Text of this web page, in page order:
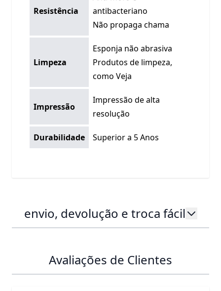
Resistência
antibacteriano
Não propaga chama
Limpeza
Esponja não abrasiva
Produtos de limpeza,
como Veja
Impressão
Impressão de alta
resolução
Durabilidade Superior a 5 Anos
envio, devolução e troca fácil
Avaliações de Clientes